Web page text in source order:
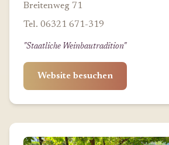
Breitenweg 71
Tel. 06321 671-319
"Staatliche Weinbautradition"
Website besuchen